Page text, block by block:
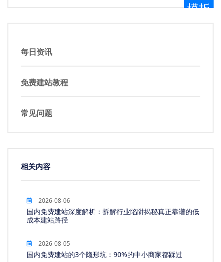
模板
每日资讯
免费建站教程
常见问题
相关内容
2026-08-06
国内免费建站深度解析：拆解行业陷阱揭秘真正靠谱的低
成本建站路径
2026-08-05
国内免费建站的3个隐形坑：90%的中小商家都踩过